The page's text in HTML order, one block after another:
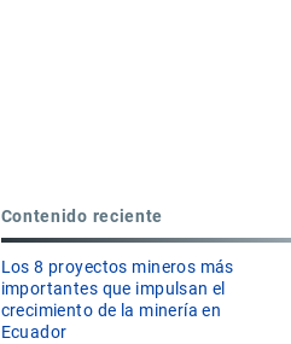
Contenido reciente
Los 8 proyectos mineros más
importantes que impulsan el
crecimiento de la minería en
Ecuador